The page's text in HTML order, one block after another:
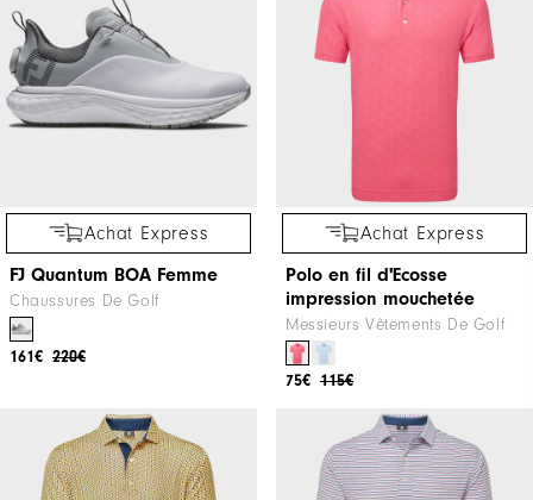
Achat Express
FJ Quantum BOA Femme
Chaussures De Golf
220€
161€
Achat Express
Polo en fil d'Ecosse
impression mouchetée
Messieurs Vêtements De Golf
115€
75€